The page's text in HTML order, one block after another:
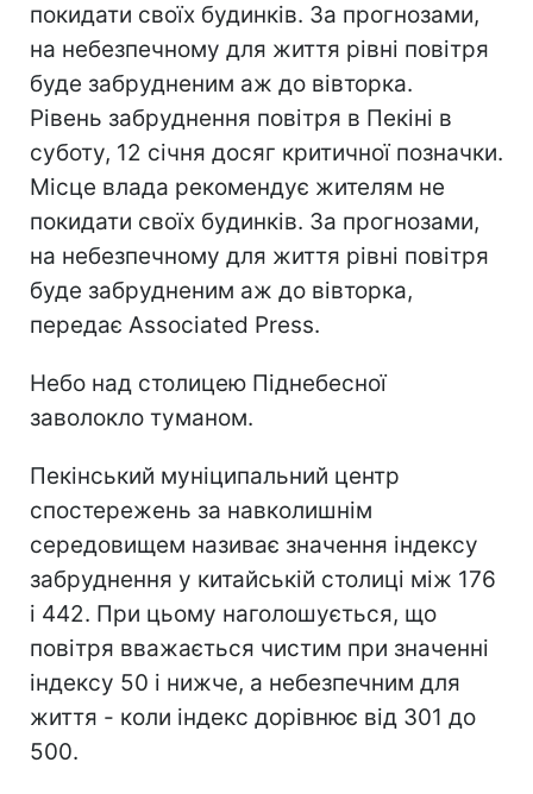
покидати своїх будинків. За прогнозами,
на небезпечному для життя рівні повітря
буде забрудненим аж до вівторка.
Рівень забруднення повітря в Пекіні в
суботу, 12 січня досяг критичної позначки.
Місце влада рекомендує жителям не
покидати своїх будинків. За прогнозами,
на небезпечному для життя рівні повітря
буде забрудненим аж до вівторка,
передає Associated Press.
Небо над столицею Піднебесної
заволокло туманом.
Пекінський муніципальний центр
спостережень за навколишнім
середовищем називає значення індексу
забруднення у китайській столиці між 176
і 442. При цьому наголошується, що
повітря вважається чистим при значенні
індексу 50 і нижче, а небезпечним для
життя - коли індекс дорівнює від 301 до
500.